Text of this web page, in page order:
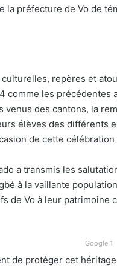
la préfecture de Vo de
repères et
comme les
des cantons, la
élèves des différents
de cette
a transmis les
à la vaillante
de Vo à leur
Google 1
de protéger cet